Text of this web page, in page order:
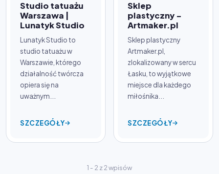
Studio tatuażu
Warszawa |
Lunatyk Studio
Lunatyk Studio to
studio tatuażu w
Warszawie, którego
działalność twórcza
opiera się na
uważnym...
SZCZEGÓŁY
Sklep
plastyczny -
Artmaker.pl
Sklep plastyczny
Artmaker.pl,
zlokalizowany w sercu
Łasku, to wyjątkowe
miejsce dla każdego
miłośnika...
SZCZEGÓŁY
1 - 2 z 2 wpisów